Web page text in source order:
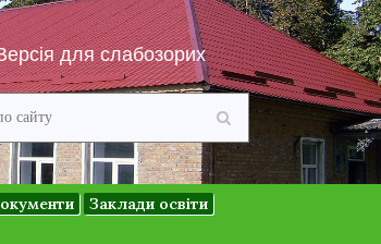
для слабозорих
Заклади освіти